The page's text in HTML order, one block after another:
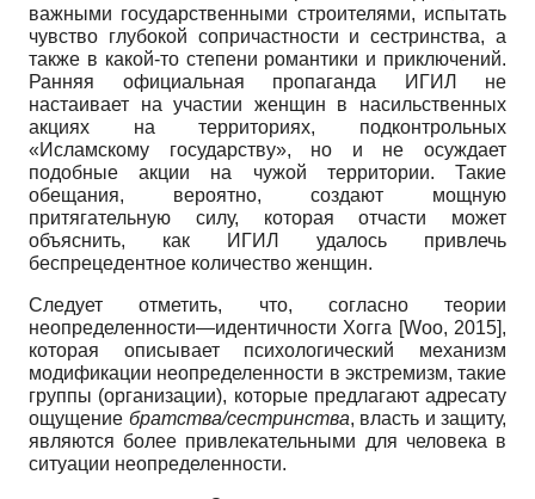
важными государственными строителями, испытать
чувство глубокой сопричастности и сестринства, а
также в какой-то степени романтики и приключений.
Ранняя официальная пропаганда ИГИЛ не
настаивает на участии женщин в насильственных
акциях на территориях, подконтрольных
«Исламскому государству», но и не осуждает
подобные акции на чужой территории. Такие
обещания, вероятно, создают мощную
притягательную силу, которая отчасти может
объяснить, как ИГИЛ удалось привлечь
беспрецедентное количество женщин.
Следует отметить, что, согласно теории
неопределенности—идентичности Хогга [Woo, 2015],
которая описывает психологический механизм
модификации неопределенности в экстремизм, такие
группы (организации), которые предлагают адресату
ощущение братства/сестринства, власть и защиту,
являются более привлекательными для человека в
ситуации неопределенности.